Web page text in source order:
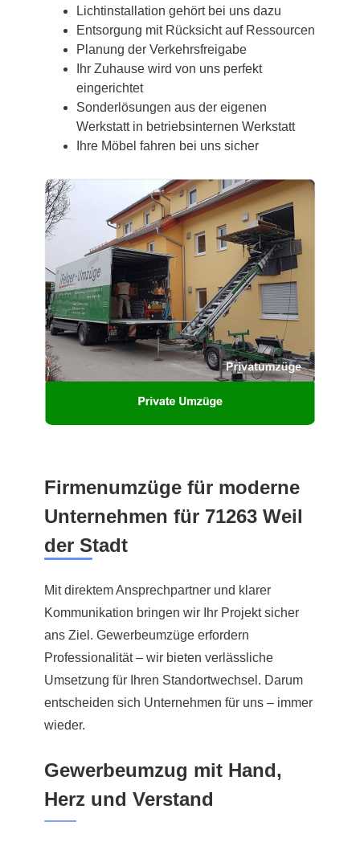
Lichtinstallation gehört bei uns dazu
Entsorgung mit Rücksicht auf Ressourcen
Planung der Verkehrsfreigabe
Ihr Zuhause wird von uns perfekt
eingerichtet
Sonderlösungen aus der eigenen
Werkstatt in betriebsinternen Werkstatt
Ihre Möbel fahren bei uns sicher
Firmenumzüge für moderne
Unternehmen für 71263 Weil
der Stadt
Mit direktem Ansprechpartner und klarer
Kommunikation bringen wir Ihr Projekt sicher
ans Ziel. Gewerbeumzüge erfordern
Professionalität – wir bieten verlässliche
Umsetzung für Ihren Standortwechsel. Darum
entscheiden sich Unternehmen für uns – immer
wieder.
Gewerbeumzug mit Hand,
Herz und Verstand